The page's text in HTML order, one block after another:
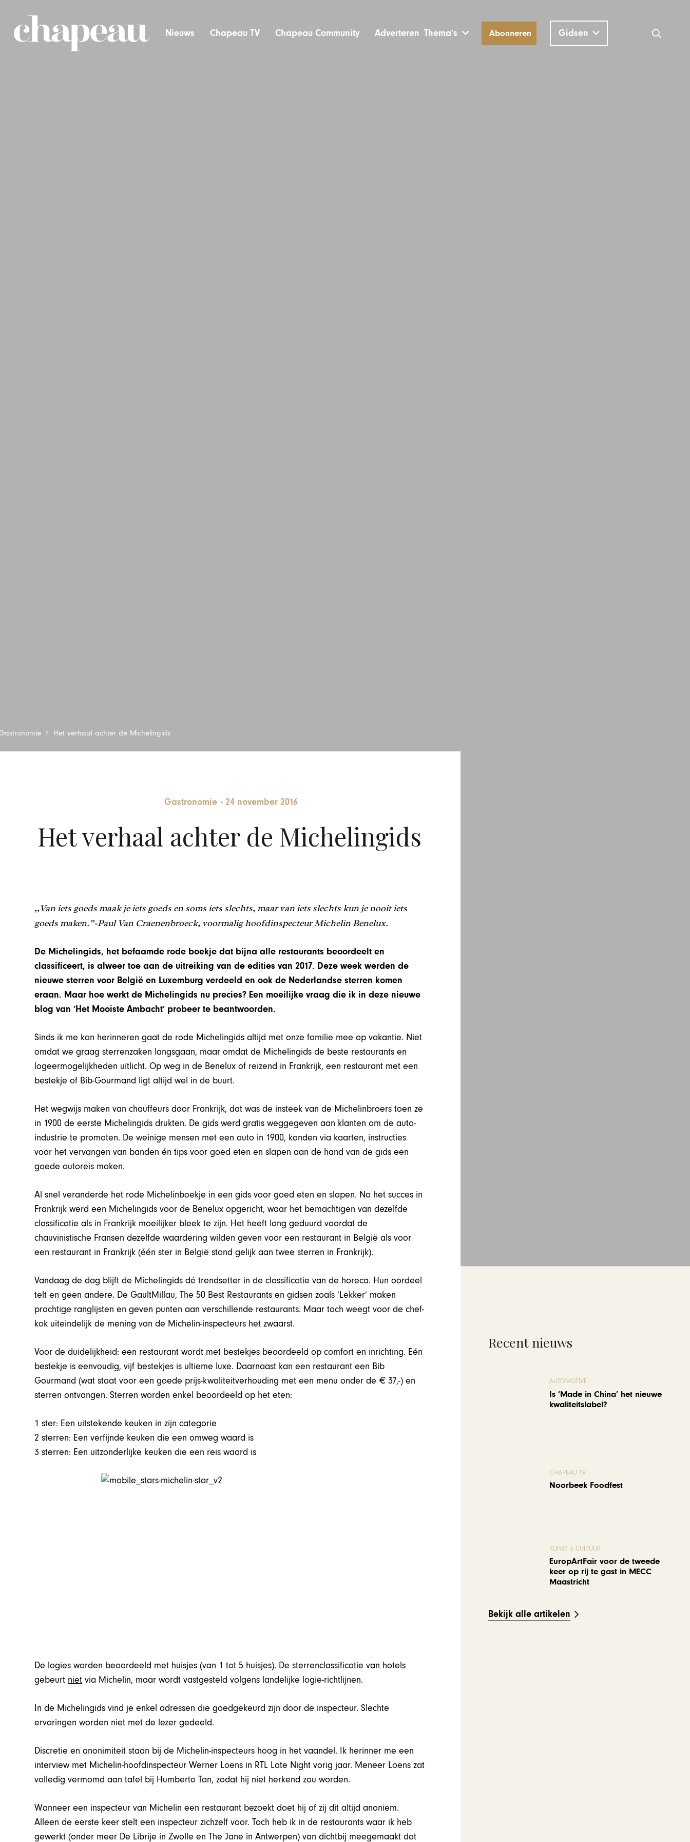
Nieuws Chapeau TV Chapeau Community Adverteren Thema’s Abonneren Gidsen
Het verhaal achter de Michelingids
Gastronomie - 24 november 2016
Het verhaal achter de Michelingids
,,Van iets goeds maak je iets goeds en soms iets slechts, maar van iets slechts kun je nooit iets
goeds maken.”-Paul Van Craenenbroeck, voormalig hoofdinspecteur Michelin Benelux.
De Michelingids, het befaamde rode boekje dat bijna alle restaurants beoordeelt en
classificeert, is alweer toe aan de uitreiking van de edities van 2017. Deze week werden de
nieuwe sterren voor België en Luxemburg verdeeld en ook de Nederlandse sterren komen
eraan. Maar hoe werkt de Michelingids nu precies? Een moeilijke vraag die ik in deze nieuwe
blog van ‘Het Mooiste Ambacht’ probeer te beantwoorden.
Sinds ik me kan herinneren gaat de rode Michelingids altijd met onze familie mee op vakantie. Niet
omdat we graag sterrenzaken langsgaan, maar omdat de Michelingids de beste restaurants en
logeermogelijkheden uitlicht. Op weg in de Benelux of reizend in Frankrijk, een restaurant met een
bestekje of Bib-Gourmand ligt altijd wel in de buurt.
Het wegwijs maken van chauffeurs door Frankrijk, dat was de insteek van de Michelinbroers toen ze
in 1900 de eerste Michelingids drukten. De gids werd gratis weggegeven aan klanten om de auto-
industrie te promoten. De weinige mensen met een auto in 1900, konden via kaarten, instructies
voor het vervangen van banden én tips voor goed eten en slapen aan de hand van de gids een
goede autoreis maken.
Al snel veranderde het rode Michelinboekje in een gids voor goed eten en slapen. Na het succes in
Frankrijk werd een Michelingids voor de Benelux opgericht, waar het bemachtigen van dezelfde
classificatie als in Frankrijk moeilijker bleek te zijn. Het heeft lang geduurd voordat de
chauvinistische Fransen dezelfde waardering wilden geven voor een restaurant in België als voor
een restaurant in Frankrijk (één ster in België stond gelijk aan twee sterren in Frankrijk).
Vandaag de dag blijft de Michelingids dé trendsetter in de classificatie van de horeca. Hun oordeel
telt en geen andere. De GaultMillau, The 50 Best Restaurants en gidsen zoals ‘Lekker’ maken
prachtige ranglijsten en geven punten aan verschillende restaurants. Maar toch weegt voor de chef-
kok uiteindelijk de mening van de Michelin-inspecteurs het zwaarst.
Voor de duidelijkheid: een restaurant wordt met bestekjes beoordeeld op comfort en inrichting. Eén
bestekje is eenvoudig, vijf bestekjes is ultieme luxe. Daarnaast kan een restaurant een Bib
Gourmand (wat staat voor een goede prijs-kwaliteitverhouding met een menu onder de € 37,-) en
sterren ontvangen. Sterren worden enkel beoordeeld op het eten:
1 ster: Een uitstekende keuken in zijn categorie
2 sterren: Een verfijnde keuken die een omweg waard is
3 sterren: Een uitzonderlijke keuken die een reis waard is
De logies worden beoordeeld met huisjes (van 1 tot 5 huisjes). De sterrenclassificatie van hotels
gebeurt niet via Michelin, maar wordt vastgesteld volgens landelijke logie-richtlijnen.
In de Michelingids vind je enkel adressen die goedgekeurd zijn door de inspecteur. Slechte
ervaringen worden niet met de lezer gedeeld.
Discretie en anonimiteit staan bij de Michelin-inspecteurs hoog in het vaandel. Ik herinner me een
interview met Michelin-hoofdinspecteur Werner Loens in RTL Late Night vorig jaar. Meneer Loens zat
volledig vermomd aan tafel bij Humberto Tan, zodat hij niet herkend zou worden.
Wanneer een inspecteur van Michelin een restaurant bezoekt doet hij of zij dit altijd anoniem.
Alleen de eerste keer stelt een inspecteur zichzelf voor. Toch heb ik in de restaurants waar ik heb
gewerkt (onder meer De Librije in Zwolle en The Jane in Antwerpen) van dichtbij meegemaakt dat
Recent nieuws
AUTOMOTIVE
Is ‘Made in China’ het nieuwe
kwaliteitslabel?
CHAPEAU TV
Noorbeek Foodfest
KUNST & CULTUUR
EuropArtFair voor de tweede
keer op rij te gast in MECC
Maastricht
Bekijk alle artikelen